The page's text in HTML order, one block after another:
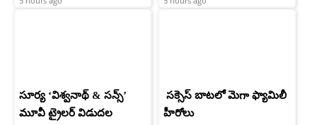
సూర్య ‘విశ్వనాథ్ & సన్స్’
మూవీ ట్రైలర్ విడుదల
సక్సెస్ బాటలో మెగా ఫ్యామిలీ
హీరోలు